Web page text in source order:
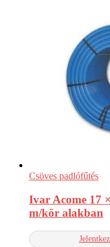
Csöves padlófűtés
Ivar Acome 17
m/kör alakban